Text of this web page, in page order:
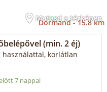
Mutasd a térképen
Dormánd -15.8 km
(min. 2 éj)
korlátlan
7 nappal